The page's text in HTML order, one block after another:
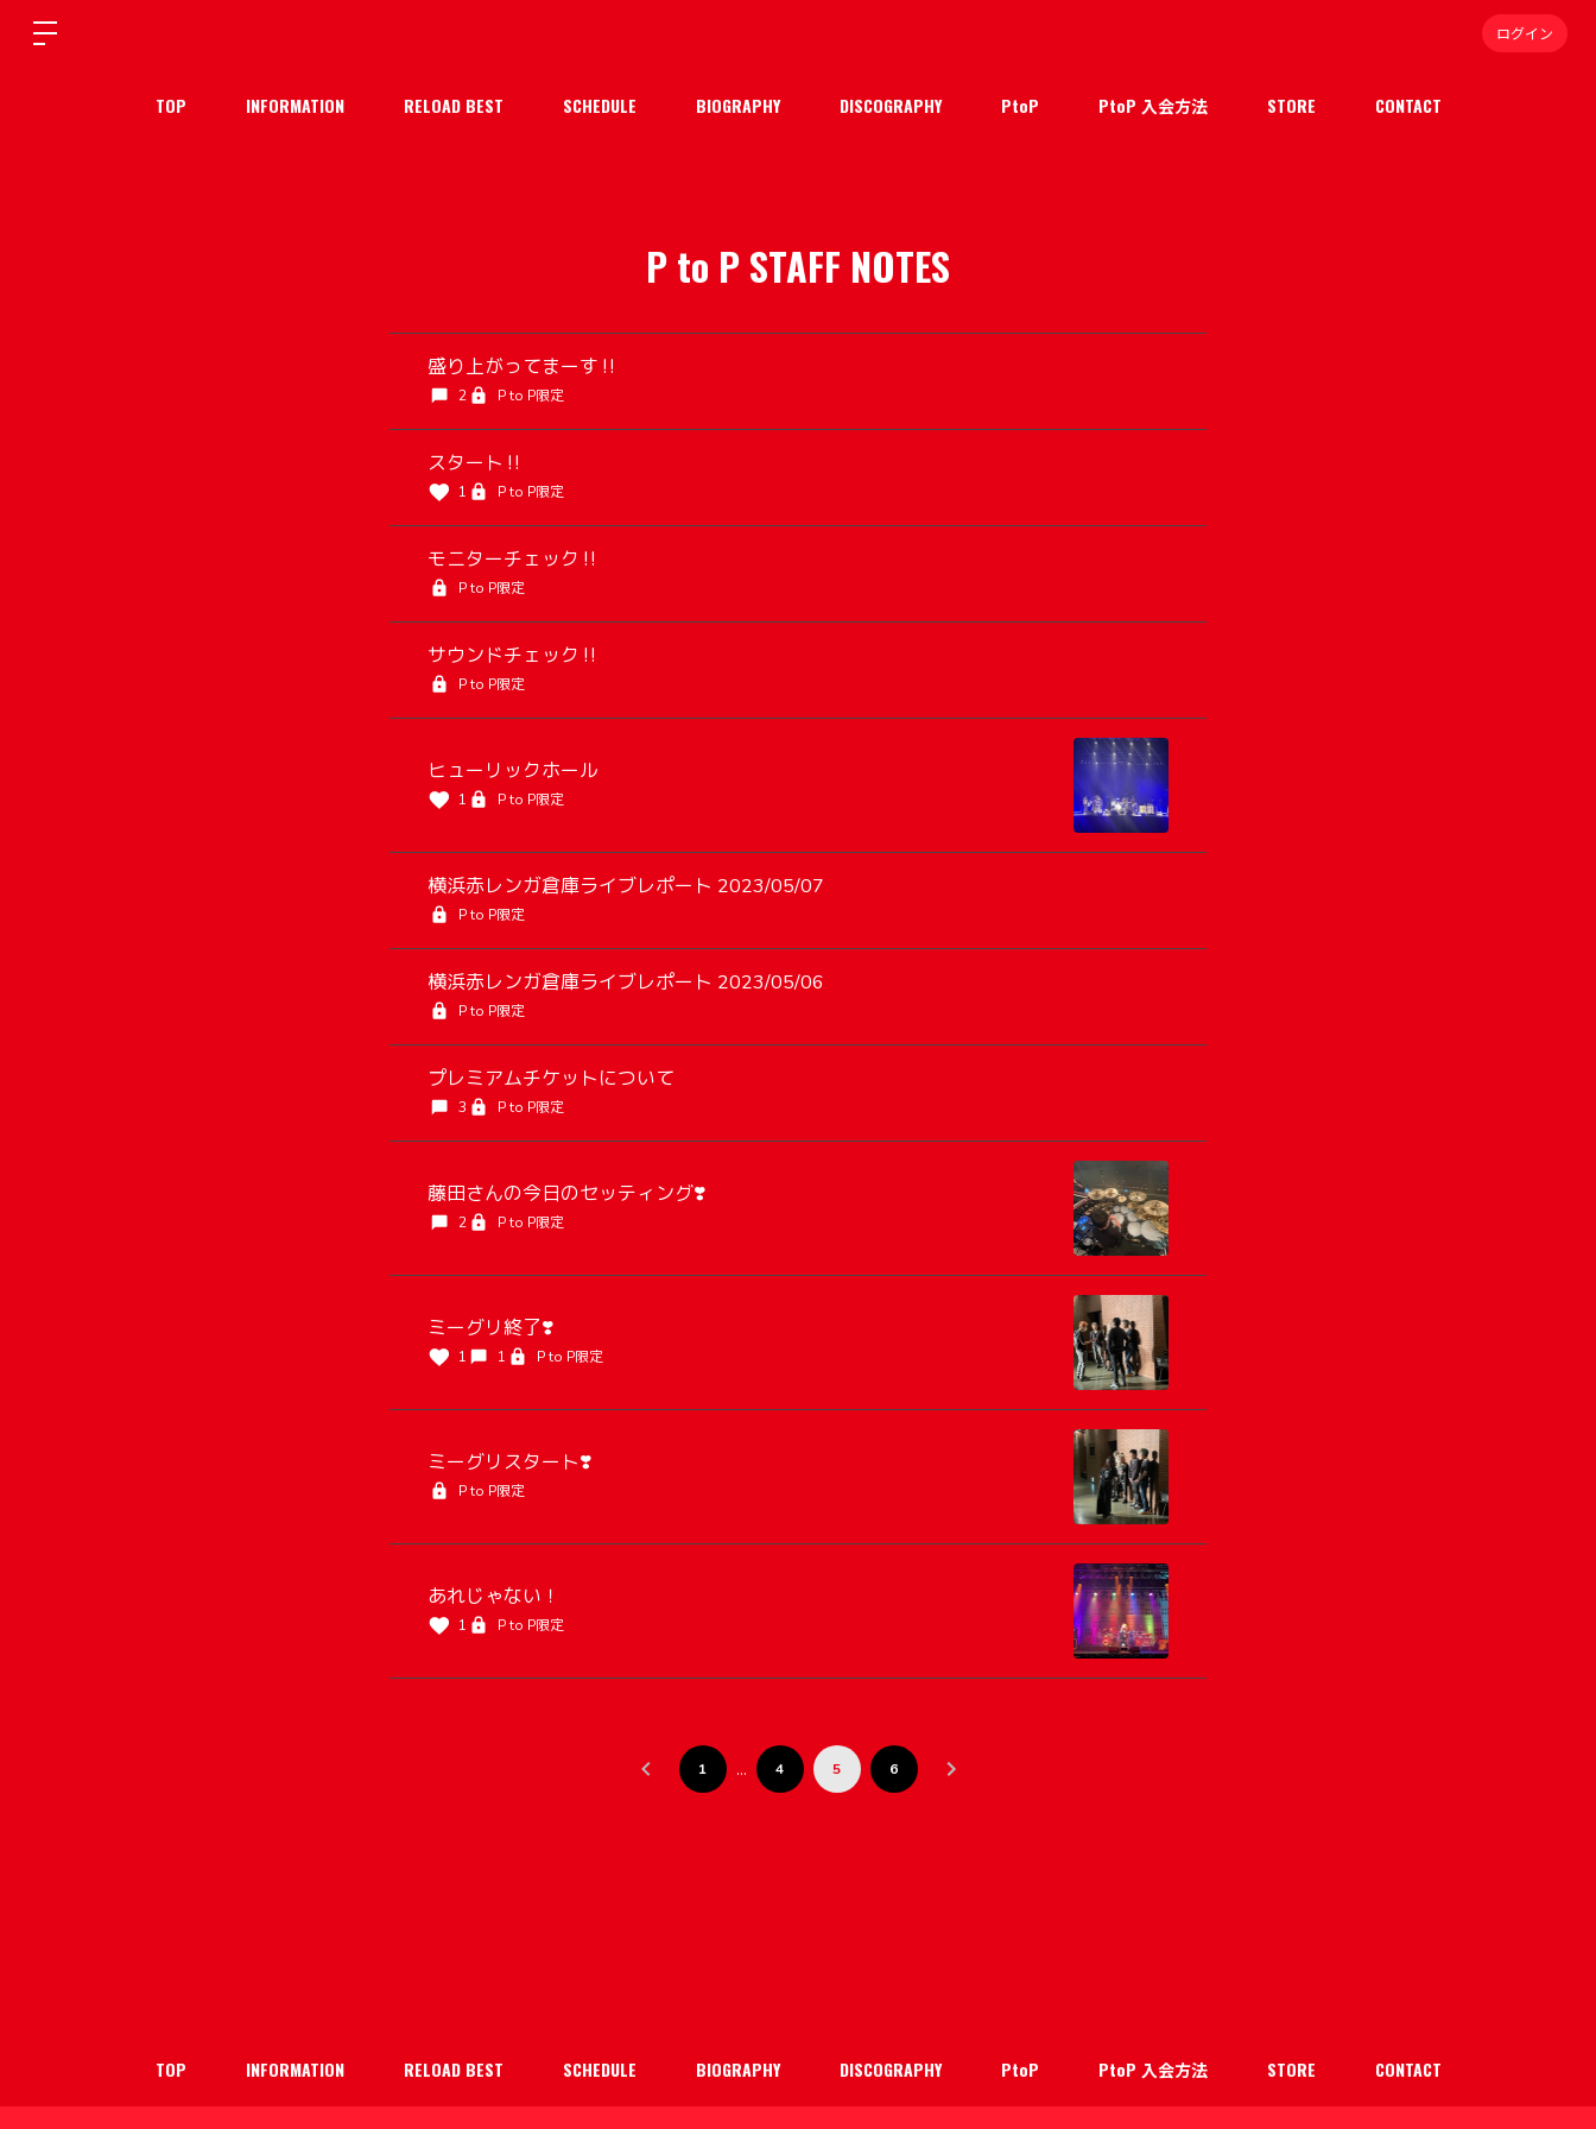
ログイン
TOP INFORMATION RELOAD BEST SCHEDULE BIOGRAPHY DISCOGRAPHY PtoP PtoP 入会方法 STORE CONTACT
P to P STAFF NOTES
盛り上がってまーす‼️
2 P to P限定
スタート‼️
1 P to P限定
モニターチェック‼️
P to P限定
サウンドチェック‼️
P to P限定
ヒューリックホール
1 P to P限定
横浜赤レンガ倉庫ライブレポート 2023/05/07
P to P限定
横浜赤レンガ倉庫ライブレポート 2023/05/06
P to P限定
プレミアムチケットについて
3 P to P限定
藤田さんの今日のセッティング❣️
2 P to P限定
ミーグリ終了❣️
1 1 P to P限定
ミーグリスタート❣️
P to P限定
あれじゃない！
1 P to P限定
1 … 4 5 6
TOP INFORMATION RELOAD BEST SCHEDULE BIOGRAPHY DISCOGRAPHY PtoP PtoP 入会方法 STORE CONTACT